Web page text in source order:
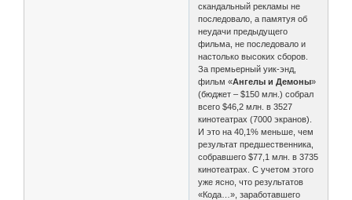
скандальный рекламы не
последовало, а памятуя об
неудачи предыдущего
фильма, не последовало и
настолько высоких сборов.
За премьерный уик-энд,
фильм «Ангелы и Демоны»
(бюджет – $150 млн.) собрал
всего $46,2 млн. в 3527
кинотеатрах (7000 экранов).
И это на 40,1% меньше, чем
результат предшественника,
собравшего $77,1 млн. в 3735
кинотеатрах. С учетом этого
уже ясно, что результатов
«Кода…», заработавшего